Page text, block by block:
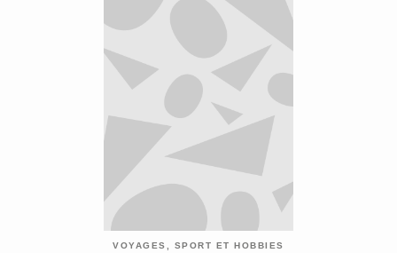
VOYAGES, SPORT ET HOBBIES